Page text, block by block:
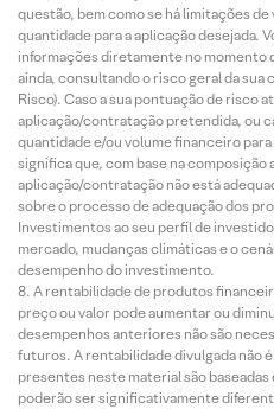
questão, bem como se há limitações
quantidade para a aplicação desejada.
informações diretamente no momento
ainda, consultando o risco geral da sua
Risco). Caso a sua pontuação de risco
aplicação/contratação pretendida, ou
quantidade e/ou volume financeiro
significa que, com base na composição
aplicação/contratação não está
sobre o processo de adequação dos
Investimentos ao seu perfil de
mercado, mudanças climáticas e o
desempenho do investimento.
A rentabilidade de produtos
preço ou valor pode aumentar ou
desempenhos anteriores não são
futuros. A rentabilidade divulgada não
presentes neste material são
poderão ser significativamente